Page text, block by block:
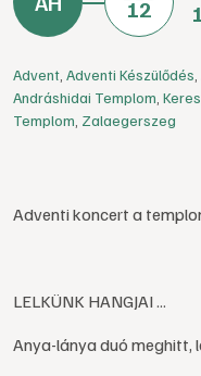
12
Advent Adventi Készülődés
Andráshidai Templom
Templom Zalaegerszeg
Adventi koncert a
LELKÜNK HANGJAI ...
Anya-lánya duó meghitt,